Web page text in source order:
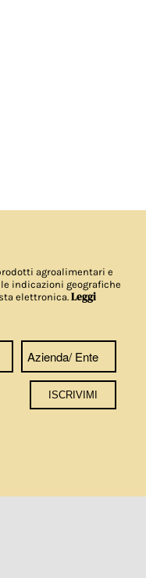
agroalimentari e
indicazioni geografiche
elettronica.Leggi